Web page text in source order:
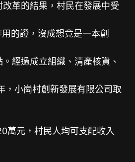
革的結果，村民在發展中受
的證，沒成想竟是一本創
經過成立組織、清產核資、
小崗村創新發展有限公司取
萬元，村民人均可支配收入